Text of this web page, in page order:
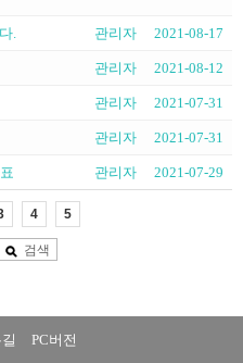
. 관리자 2021-08-17
관리자 2021-08-12
관리자 2021-07-31
관리자 2021-07-31
관리자 2021-07-29
4 5
검색
PC버전